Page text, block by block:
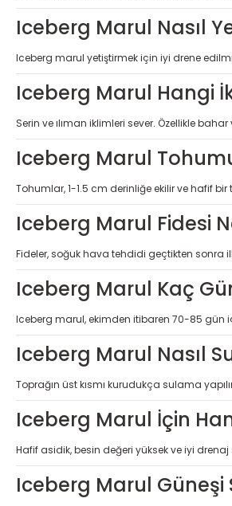
Iceberg Marul Nasıl
Iceberg marul yetiştirmek için iyi drene
Iceberg Marul Hangi
Serin ve ılıman iklimleri sever. Özellikle
Iceberg Marul
Tohumlar, 1-1.5 cm derinliğe ekilir ve hafif
Iceberg Marul Fidesi
Fideler, soğuk hava tehdidi geçtikten
Iceberg Marul Kaç
Iceberg marul, ekimden itibaren 70-85 gün
Iceberg Marul Nasıl
Toprağın üst kısmı kurudukça sulama
Iceberg Marul İçin
Hafif asidik, besin değeri yüksek ve iyi
Iceberg Marul Güneşi